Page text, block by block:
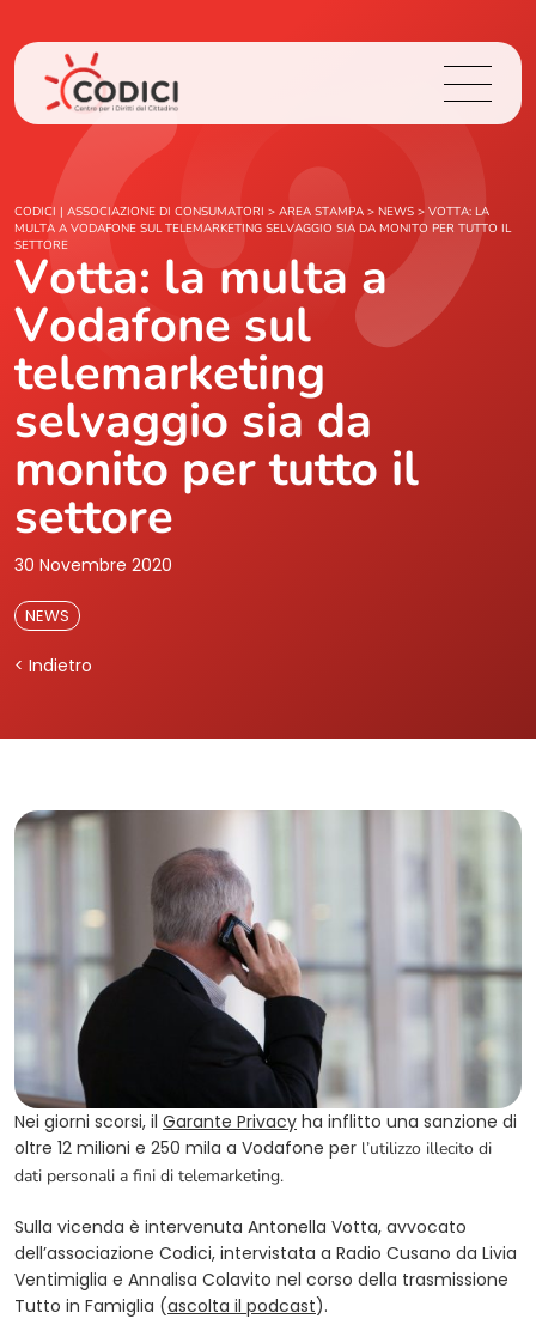
Chi Siamo
Cosa Facciamo
Area Stampa
Contatti
Login
CODICI | ASSOCIAZIONE DI CONSUMATORI > AREA STAMPA > NEWS > VOTTA: LA
MULTA A VODAFONE SUL TELEMARKETING SELVAGGIO SIA DA MONITO PER TUTTO IL
SETTORE
Votta: la multa a
Vodafone sul
telemarketing
selvaggio sia da
monito per tutto il
settore
30 Novembre 2020
NEWS
< Indietro
Nei giorni scorsi, il Garante Privacy ha inflitto una sanzione di
oltre 12 milioni e 250 mila a Vodafone per l’utilizzo illecito di
dati personali a fini di telemarketing.
Sulla vicenda è intervenuta Antonella Votta, avvocato
dell’associazione Codici, intervistata a Radio Cusano da Livia
Ventimiglia e Annalisa Colavito nel corso della trasmissione
Tutto in Famiglia (ascolta il podcast).